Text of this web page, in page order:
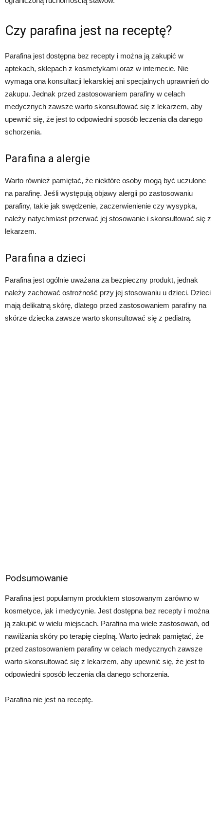
Czy parafina jest na receptę?
Parafina jest dostępna bez recepty i można ją zakupić w
aptekach, sklepach z kosmetykami oraz w internecie. Nie
wymaga ona konsultacji lekarskiej ani specjalnych uprawnień do
zakupu. Jednak przed zastosowaniem parafiny w celach
medycznych zawsze warto skonsultować się z lekarzem, aby
upewnić się, że jest to odpowiedni sposób leczenia dla danego
schorzenia.
Parafina a alergie
Warto również pamiętać, że niektóre osoby mogą być uczulone
na parafinę. Jeśli występują objawy alergii po zastosowaniu
parafiny, takie jak swędzenie, zaczerwienienie czy wysypka,
należy natychmiast przerwać jej stosowanie i skonsultować się z
lekarzem.
Parafina a dzieci
Parafina jest ogólnie uważana za bezpieczny produkt, jednak
należy zachować ostrożność przy jej stosowaniu u dzieci. Dzieci
mają delikatną skórę, dlatego przed zastosowaniem parafiny na
skórze dziecka zawsze warto skonsultować się z pediatrą.
Podsumowanie
Parafina jest popularnym produktem stosowanym zarówno w
kosmetyce, jak i medycynie. Jest dostępna bez recepty i można
ją zakupić w wielu miejscach. Parafina ma wiele zastosowań, od
nawilżania skóry po terapię cieplną. Warto jednak pamiętać, że
przed zastosowaniem parafiny w celach medycznych zawsze
warto skonsultować się z lekarzem, aby upewnić się, że jest to
odpowiedni sposób leczenia dla danego schorzenia.
Parafina nie jest na receptę.